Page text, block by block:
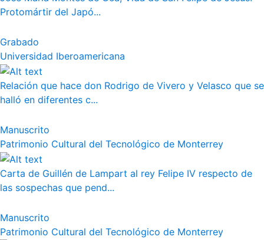
Protomártir del Japó...
Grabado
Universidad Iberoamericana
Relación que hace don Rodrigo de Vivero y Velasco que se
halló en diferentes c...
Manuscrito
Patrimonio Cultural del Tecnológico de Monterrey
Carta de Guillén de Lampart al rey Felipe IV respecto de
las sospechas que pend...
Manuscrito
Patrimonio Cultural del Tecnológico de Monterrey